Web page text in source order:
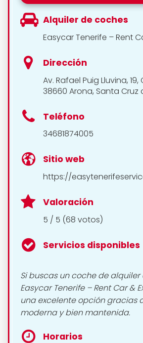
Alquiler de coches
Easycar Tenerife – Rent
Dirección
Av. Rafael Puig Lluvina, 19,
38660 Arona, Santa Cruz
Teléfono
34681874005
Sitio web
https://
Valoración
5 / 5 (68 votos)
Servicios disponibles
Si buscas un coche de alquiler
Easycar Tenerife – Rent Car &
una excelente opción gracias
moderna y bien mantenida.
Horarios